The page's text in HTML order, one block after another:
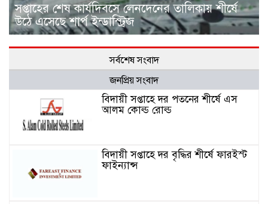
সপ্তাহের শেষ কার্যদিবসে লেনদেনের তালিকায় শীর্ষে
উঠে এসেছে শার্প ইন্ডাস্ট্রিজ
সর্বশেষ সংবাদ
জনপ্রিয় সংবাদ
বিদায়ী সপ্তাহে দর পতনের শীর্ষে এস
আলম কোল্ড রোল্ড
বিদায়ী সপ্তাহে দর বৃদ্ধির শীর্ষে ফারইস্ট
ফাইন্যান্স